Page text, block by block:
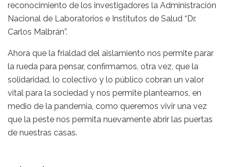
reconocimiento de los investigadores la Administración
Nacional de Laboratorios e Institutos de Salud “Dr.
Carlos Malbrán”.
Ahora que la frialdad del aislamiento nos permite parar
la rueda para pensar, confirmamos, otra vez, que la
solidaridad, lo colectivo y lo público cobran un valor
vital para la sociedad y nos permite plantearnos, en
medio de la pandemia, como queremos vivir una vez
que la peste nos permita nuevamente abrir las puertas
de nuestras casas.